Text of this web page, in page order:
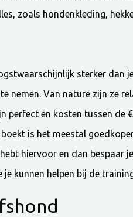
zoals hondenkleding,
sterker dan
Van nature zijn ze
perfect en kosten tussen de
is het meestal
hiervoor en dan bespaar
kunnen helpen bij de